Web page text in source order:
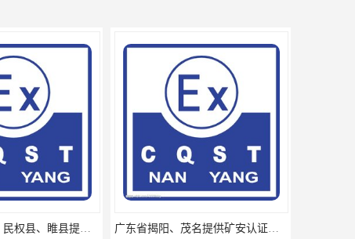
广东省揭阳、茂名提供矿安认证专业咨询服务机构让你拿本放心省心 厦门思明区、海沧区、湖里区提供矿安认证专业技术服务值得信赖的咨询专家